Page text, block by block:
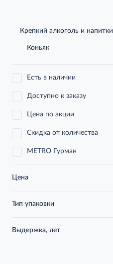
Крепкий алкоголь и напитки
Коньяк
Есть в наличии
Доступно к заказу
Цена по акции
Скидка от количества
METRO Гурман
Цена
Тип упаковки
Выдержка, лет